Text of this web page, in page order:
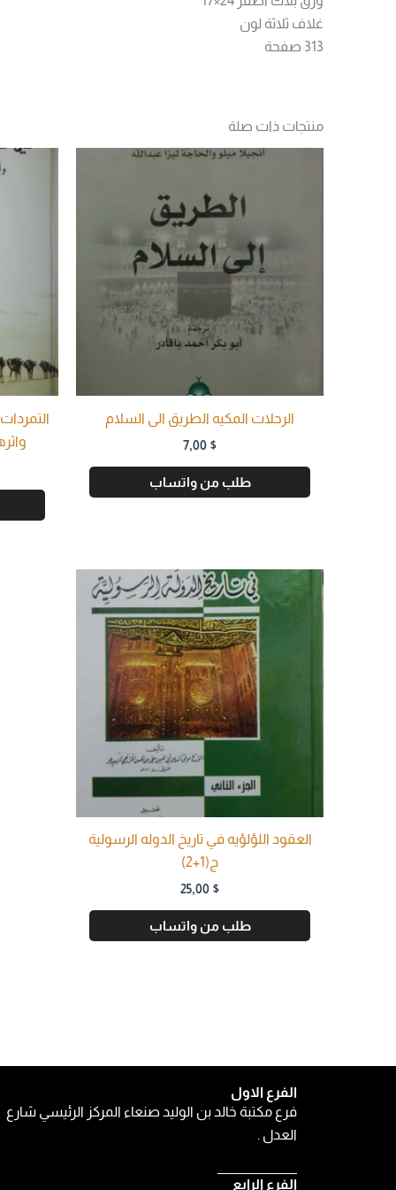
غلاف ثلاثة لون
313 صفحة
منتجات ذات صلة
الرحلات المكيه الطريق الى السلام
7,00 $
طلب من واتساب
العقود اللؤلؤيه في تاريخ الدوله الرسولية
ج(1+2)
25,00 $
طلب من واتساب
الفرع الاول
فرع مكتبة خالد بن الوليد صنعاء المركز الرئيسي شارع
العدل .
الفرع الرابع